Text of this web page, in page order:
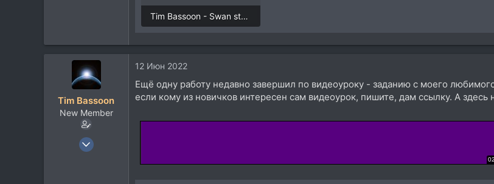
Tim Bassoon - Swan story.mp3
Tim Bassoon
New Member
11 Июн 2022
12 Июн 2022
Ещё одну работу недавно завершил по видеоуроку - заданию с моего
если кому из новичков интересен сам видеоурок, пишите, дам ссылку. А